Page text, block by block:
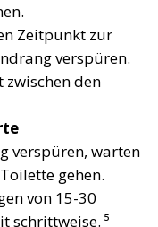
Zeitpunkt zur
verspüren.
zwischen den
verspüren, warten
gehen.
von 15-30
schrittweise. ⁵